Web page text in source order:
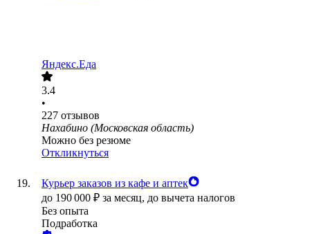
Яндекс.Еда
3.4
•
227 отзывов
Нахабино (Московская область)
Можно без резюме
Откликнуться
Курьер заказов из кафе и аптек
до 190 000 ₽ за месяц, до вычета налогов
Без опыта
Подработка